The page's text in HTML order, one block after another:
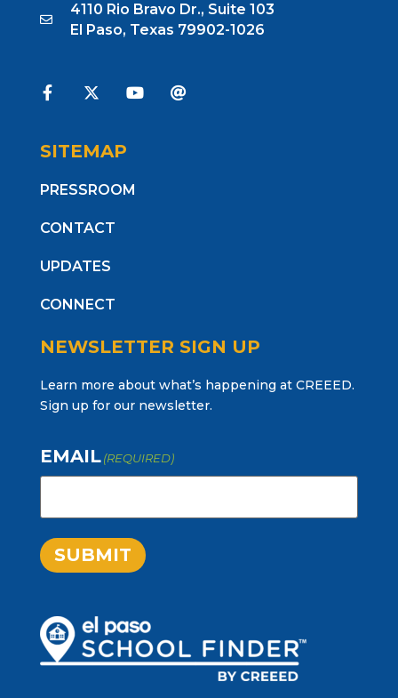
4110 Rio Bravo Dr., Suite 103
El Paso, Texas 79902-1026
SITEMAP
PRESSROOM
CONTACT
UPDATES
CONNECT
NEWSLETTER SIGN UP
Learn more about what’s happening at CREEED.
Sign up for our newsletter.
EMAIL (REQUIRED)
SUBMIT